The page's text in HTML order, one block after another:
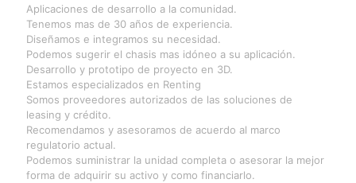
Aplicaciones de desarrollo a la comunidad.
Tenemos mas de 30 años de experiencia.
Diseñamos e integramos su necesidad.
Podemos sugerir el chasis mas idóneo a su aplicación.
Desarrollo y prototipo de proyecto en 3D.
Estamos especializados en Renting
Somos proveedores autorizados de las soluciones de
leasing y crédito.
Recomendamos y asesoramos de acuerdo al marco
regulatorio actual.
Podemos suministrar la unidad completa o asesorar la mejor
forma de adquirir su activo y como financiarlo.